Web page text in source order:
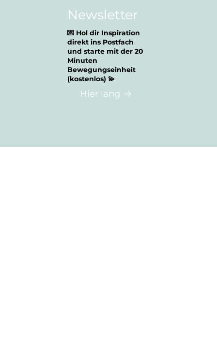
💌 Hol dir Inspiration
direkt ins Postfach
und starte mit der 20
Minuten
Bewegungseinheit
(kostenlos) 💫
Newsletter
Hier lang